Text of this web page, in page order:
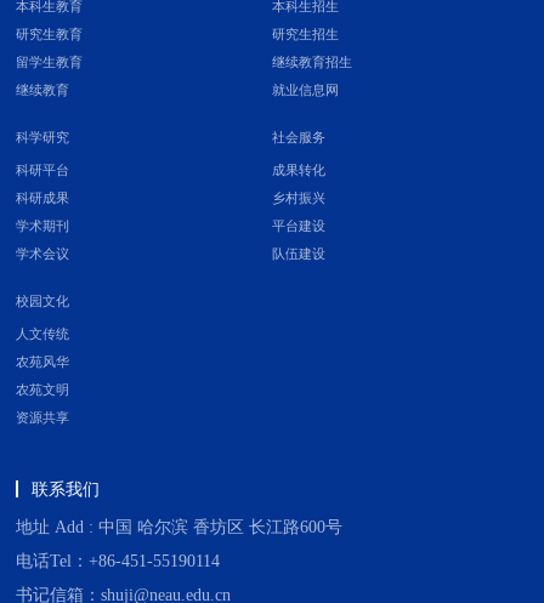
本科生教育
研究生教育
留学生教育
继续教育
本科生招生
研究生招生
继续教育招生
就业信息网
科学研究
科研平台
科研成果
学术期刊
学术会议
社会服务
成果转化
乡村振兴
平台建设
队伍建设
校园文化
人文传统
农苑风华
农苑文明
资源共享
联系我们
地址 Add : 中国 哈尔滨 香坊区 长江路600号
电话Tel：+86-451-55190114
书记信箱：shuji@neau.edu.cn